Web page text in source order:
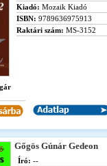
Kiadó: Mozaik Kiadó
ISBN: 9789636975913
Raktári szám: MS-3152
Gőgös Gúnár Gedeon
Író: --